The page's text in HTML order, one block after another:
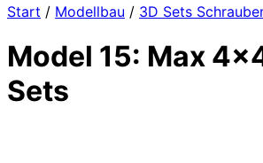
Start / Modellbau / 3D Sets
Model 15: Max
Sets